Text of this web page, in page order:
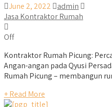
June 2, 2022
admin
Jasa Kontraktor Rumah
Off
Kontraktor Rumah Picung:
Angan-angan pada Qyusi
Rumah Picung – membangun
+ Read More